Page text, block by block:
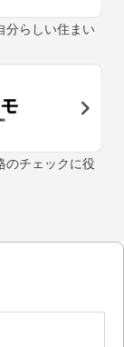
分らしい住まい
のチェックに役